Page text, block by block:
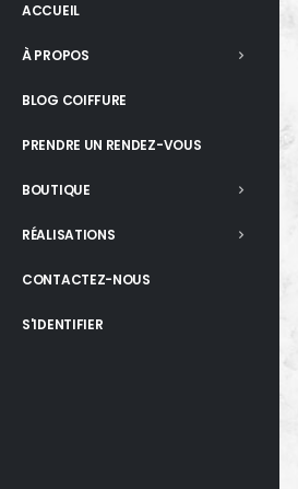
ACCUEIL
À PROPOS
BLOG COIFFURE
PRENDRE UN RENDEZ-VOUS
BOUTIQUE
RÉALISATIONS
CONTACTEZ-NOUS
S'IDENTIFIER